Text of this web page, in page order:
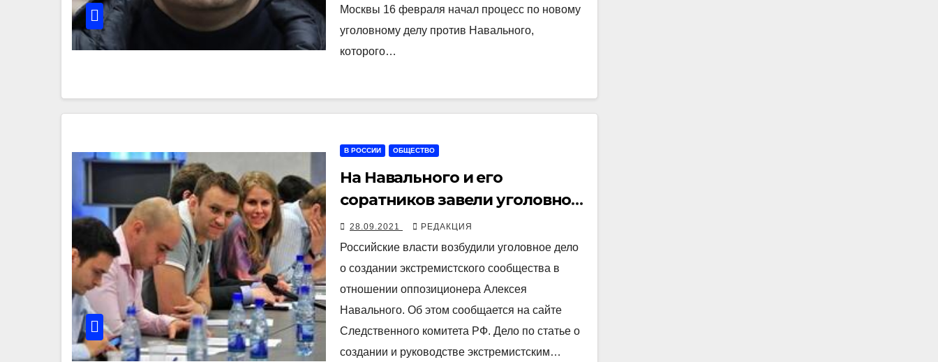
Москвы 16 февраля начал процесс по новому
уголовному делу против Навального,
которого…
В РОССИИ ОБЩЕСТВО
На Навального и его
соратников завели уголовное
дело об экстремистском
сообществе за создание ФБК
28.09.2021 РЕДАКЦИЯ
Российские власти возбудили уголовное дело
о создании экстремистского сообщества в
отношении оппозиционера Алексея
Навального. Об этом сообщается на сайте
Следственного комитета РФ. Дело по статье о
создании и руководстве экстремистским…